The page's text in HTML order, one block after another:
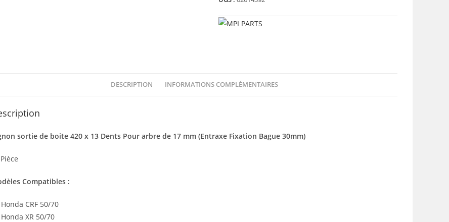
DESCRIPTION INFORMATIONS COMPLÉMENTAIRES
sortie de boite 420 x 13 Dents Pour arbre de 17 mm (Entraxe Fixation Bague 30mm)
Compatibles :
Honda CRF 50/70
Honda XR 50/70